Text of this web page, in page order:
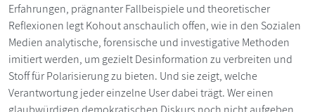
Erfahrungen, prägnanter Fallbeispiele und theoretischer
Reflexionen legt Kohout anschaulich offen, wie in den Sozialen
Medien analytische, forensische und investigative Methoden
imitiert werden, um gezielt Desinformation zu verbreiten und
Stoff für Polarisierung zu bieten. Und sie zeigt, welche
Verantwortung jeder einzelne User dabei trägt. Wer einen